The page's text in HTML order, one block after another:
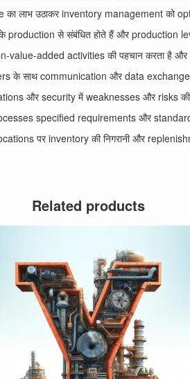
लाभ उठाकर inventory management को
से संबंधित होते हैं और production
added activities की पहचान करता है और
के साथ communication और data exchange
और security में weaknesses और risks की
specified requirements और
पर inventory की निगरानी और
Related products